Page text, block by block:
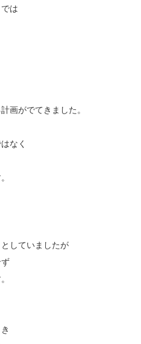
は
画がでてきました。
なく
していましたが